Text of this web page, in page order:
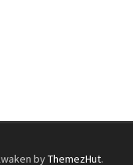
byThemezHut.